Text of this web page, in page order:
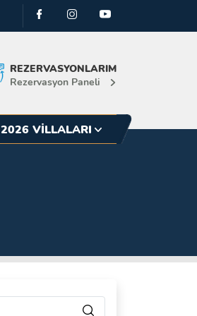
REZERVASYONLARIM
Rezervasyon Paneli
2026 VILLALARI